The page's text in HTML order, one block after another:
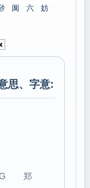
阒 六
妨
思、字意:
郑